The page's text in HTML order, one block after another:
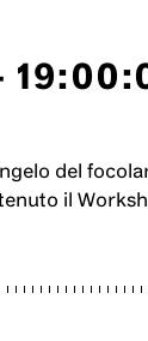
del
il